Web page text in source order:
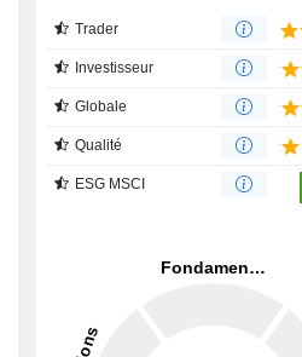
Trader
Investisseur
Globale
Qualité
ESG MSCI